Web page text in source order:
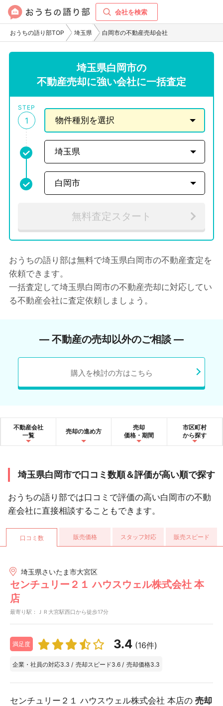
会社を検索
おうちの語り部TOP 埼玉県 白岡市の不動産売却会社
埼玉県白岡市の
不動産売却に強い会社に一括査定
STEP
1
無料査定スタート
おうちの語り部は無料で埼玉県白岡市の不動産査定を
依頼できます。
一括査定して埼玉県白岡市の不動産売却に対応してい
る不動産会社に査定依頼しましょう。
― 不動産の売却以外のご相談 ―
購入を検討の方はこちら
不動産会社
一覧
売却の進め方
売却
価格・期間
市区町村
から探す
埼玉県白岡市で口コミ数順＆評価が高い順で探す
おうちの語り部では口コミで評価の高い白岡市の不動
産会社に直接相談することもできます。
口コミ数 販売価格 スタッフ対応 販売スピード
埼玉県さいたま市大宮区
センチュリー２１ ハウスウェル株式会社 本
店
最寄り駅：ＪＲ大宮駅西口から徒歩17分
満足度 3.4 (16件)
企業・社員の対応3.3 / 売却スピード3.6 / 売却価格3.3
センチュリー２１ ハウスウェル株式会社 本店の 売却